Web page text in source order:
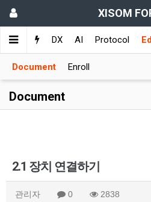
XISOM
Q&A DX AI Protocol
Document Enroll
Document
2.1 장치 연결하기
관리자 0 2838